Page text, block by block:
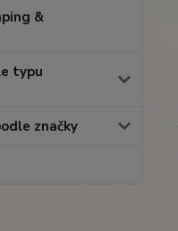
&
typu
značky